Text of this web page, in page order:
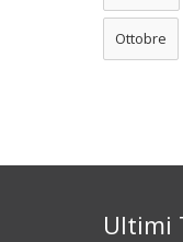
Ottobre
Ultimi